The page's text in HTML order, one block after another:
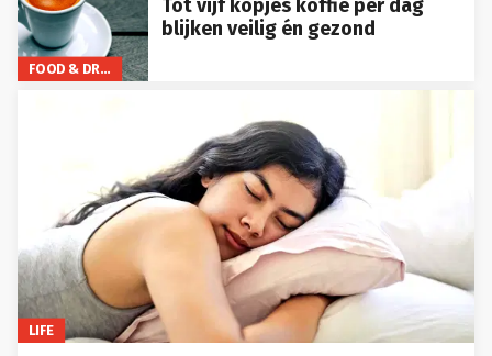
FOOD & DRINKS
Tot vijf kopjes koffie per dag
blijken veilig én gezond
LIFE